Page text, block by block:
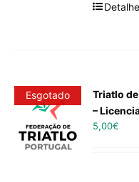
Esgotado
Triatlo
–
5,00€